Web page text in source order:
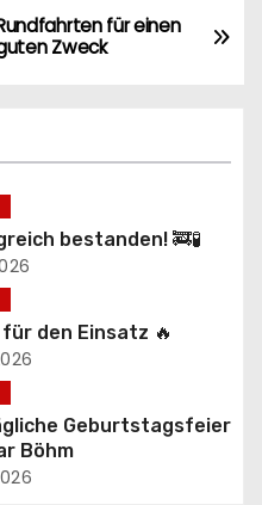
für einen
Zweck
bestanden! 🚒🧪
für den Einsatz 🔥
Geburtstagsfeier
Böhm